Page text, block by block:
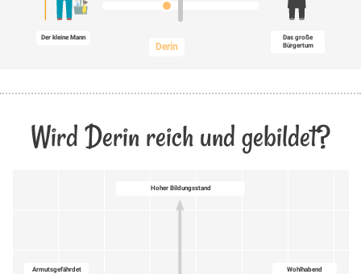
Der kleine Mann
Derin
Das große
Bürgertum
Wird Derin reich und gebildet?
Hoher Bildungsstand
Wohlhabend
Armutsgefährdet